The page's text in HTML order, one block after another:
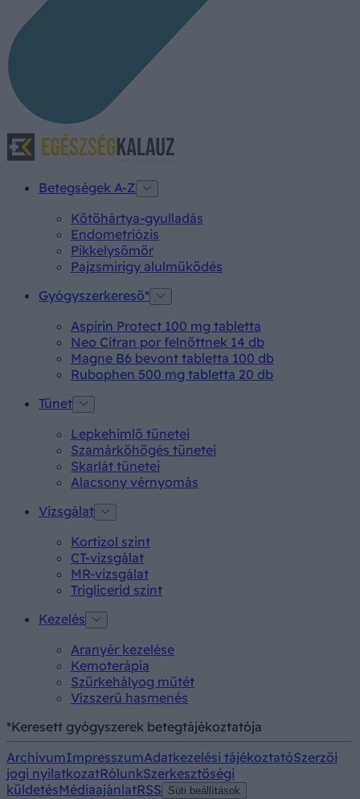
Betegségek A-Z
Kötőhártya-gyulladás
Endometriózis
Pikkelysömör
Pajzsmirigy alulműködés
Gyógyszerkereső*
Aspirin Protect 100 mg tabletta
Neo Citran por felnőttnek 14 db
Magne B6 bevont tabletta 100 db
Rubophen 500 mg tabletta 20 db
Tünet
Lepkehimlő tünetei
Szamárköhögés tünetei
Skarlát tünetei
Alacsony vérnyomás
Vizsgálat
Kortizol szint
CT-vizsgálat
MR-vizsgálat
Triglicerid szint
Kezelés
Aranyér kezelése
Kemoterápia
Szürkehályog műtét
Vízszerű hasmenés
*Keresett gyógyszerek betegtájékoztatója
ArchívumImpresszumAdatkezelési tájékoztatóSzerzői
jogi nyilatkozatRólunkSzerkesztőségi
küldetésMédiaajánlatRSS Süti beállítások